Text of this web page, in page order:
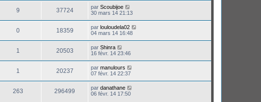
9 37724 par Scoubijoe
30 mars 14 21:13
0 18359 par louloudela02
04 mars 14 16:48
1 20503 par Shinra
16 févr. 14 23:46
1 20237 par manulours
07 févr. 14 22:37
263 296499 par danathane
06 févr. 14 17:50